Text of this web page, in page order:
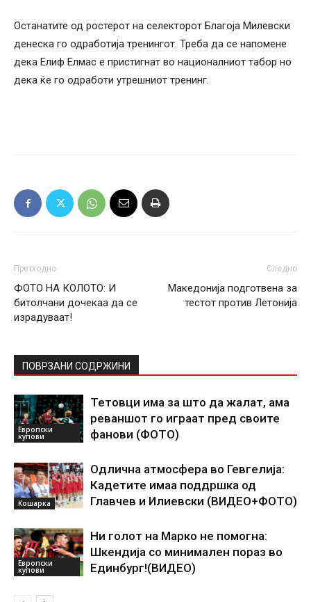
Останатите од ростерот на селекторот Благоја Милевски
денеска го одработија тренингот. Треба да се напомене
дека Елиф Елмас е пристигнат во националниот табор но
дека ќе го одработи утрешниот тренинг.
Претходно
ФОТО НА КОЛОТО: И
битолчани дочекаа да се
израдуваат!
Следно
Македонија подготвена за
тестот против Летонија
ПОВРЗАНИ СОДРЖИНИ
Европски
купови
Тетовци има за што да жалат, ама
реваншот го играат пред своите
фанови (ФОТО)
Кошарка
Одлична атмосфера во Гевгелија:
Кадетите имаа поддршка од
Главчев и Илиевски (ВИДЕО+ФОТО)
Европски
купови
Ни голот на Марко не помогна:
Шкендија со минимален пораз во
Единбург!(ВИДЕО)